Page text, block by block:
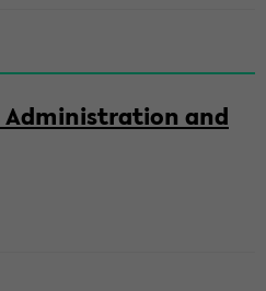
Administration and